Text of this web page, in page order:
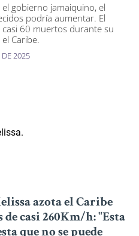
gobierno jamaiquino, el
podría aumentar. El
60 muertos durante su
Caribe.
DE 2025
azota el Caribe
casi 260Km/h: "Esta
que no se puede